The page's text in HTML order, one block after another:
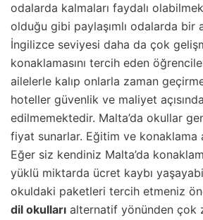
odalarda kalmaları faydalı
olduğu gibi paylaşımlı odalarda bir
İngilizce seviyesi daha da çok
konaklamasını tercih eden
ailelerle kalıp onlarla zaman
hoteller güvenlik ve maliyet
edilmemektedir. Malta’da okullar
fiyat sunarlar. Eğitim ve konaklama
Eğer siz kendiniz Malta’da
yüklü miktarda ücret kaybı
okuldaki paketleri tercih etmeniz
dil okulları alternatif yönünden çok